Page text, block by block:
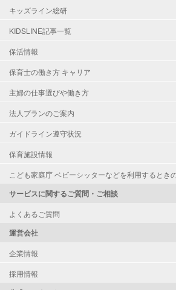
キッズライン総研
KIDSLINE記事一覧
保活情報
保育士の働き方 キャリア
主婦の仕事選びや働き方
法人プランのご案内
ガイドライン遵守状況
保育施設情報
こども家庭庁 ベビーシッターなどを利用するとき
サービスに関するご質問・ご相談
よくあるご質問
運営会社
企業情報
採用情報